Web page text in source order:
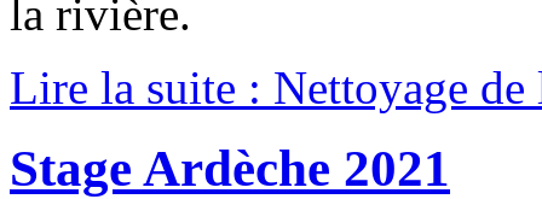
la rivière.
Lire la suite : Nettoyage de
Stage Ardèche 2021